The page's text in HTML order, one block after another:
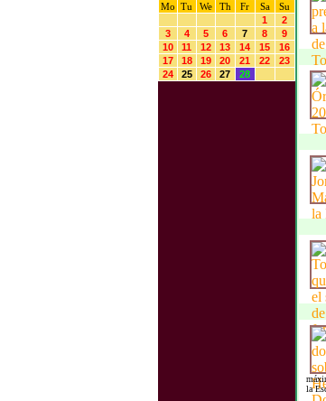
Mo Tu We Th Fr Sa
Su
1
2
3
4 5 6 7 8
9
10
11 12 13 14 15
16
17
18 19 20 21 22
23
24
25 26 27 28
la